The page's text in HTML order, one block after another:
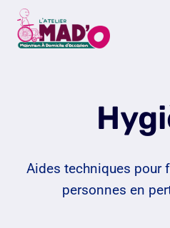
Aller
contenu
Aides techniques pour
personnes en